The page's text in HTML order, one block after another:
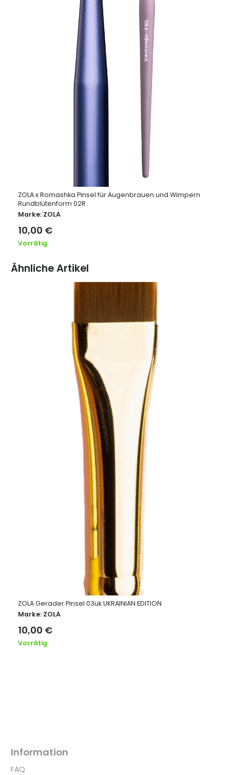
ZOLA x Romashka Pinsel für Augenbrauen und Wimpern
Rundblütenform 02R
Marke: ZOLA
10,00 €
Vorrätig
Ähnliche Artikel
ZOLA Gerader Pinsel 03uk UKRAINIAN EDITION
Marke: ZOLA
10,00 €
Vorrätig
Information
FAQ